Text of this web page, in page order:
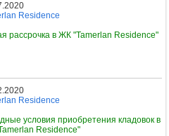
Residence
рассрочка в ЖК "Tamerlan Residence"
Residence
условия приобретения кладовок в
Residence"